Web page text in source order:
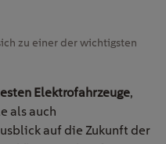
zu einer der wichtigsten
Elektrofahrzeuge,
als auch
auf die Zukunft der